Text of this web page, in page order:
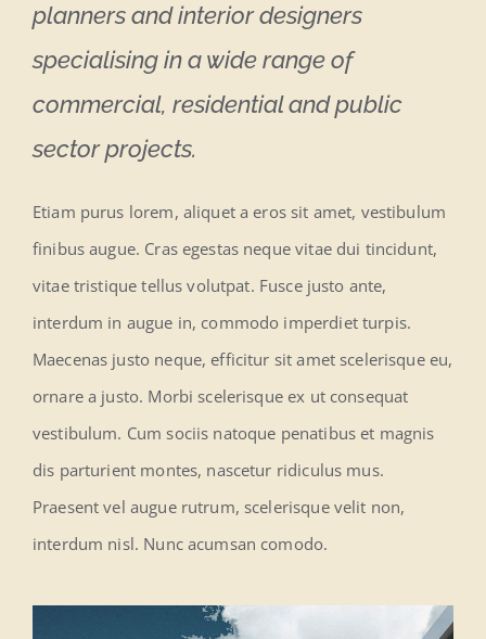
planners and interior designers
specialising in a wide range of
commercial, residential and public
sector projects.
Etiam purus lorem, aliquet a eros sit amet, vestibulum
finibus augue. Cras egestas neque vitae dui tincidunt,
vitae tristique tellus volutpat. Fusce justo ante,
interdum in augue in, commodo imperdiet turpis.
Maecenas justo neque, efficitur sit amet scelerisque eu,
ornare a justo. Morbi scelerisque ex ut consequat
vestibulum. Cum sociis natoque penatibus et magnis
dis parturient montes, nascetur ridiculus mus.
Praesent vel augue rutrum, scelerisque velit non,
interdum nisl. Nunc acumsan comodo.